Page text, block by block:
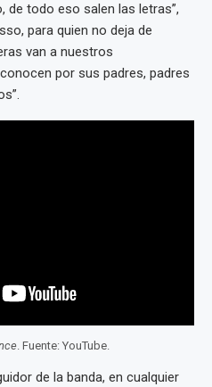
de todo eso salen las letras”,
para quien no deja de
van a nuestros
por sus padres, padres
. Fuente: YouTube.
de la banda, en cualquier